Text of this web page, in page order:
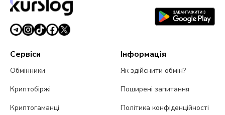
Сервіси
Обмінники
Криптобіржі
Криптогаманці
Інформація
Як здійснити обмін?
Поширені запитання
Політика конфіденційності